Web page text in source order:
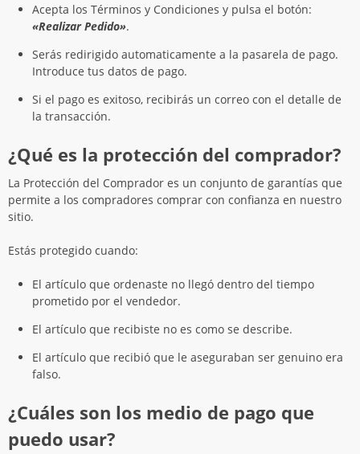
Acepta los Términos y Condiciones y pulsa el botón:
«Realizar Pedido».
Serás redirigido automaticamente a la pasarela de pago.
Introduce tus datos de pago.
Si el pago es exitoso, recibirás un correo con el detalle de
la transacción.
¿Qué es la protección del comprador?
La Protección del Comprador es un conjunto de garantías que
permite a los compradores comprar con confianza en nuestro
sitio.
Estás protegido cuando:
El artículo que ordenaste no llegó dentro del tiempo
prometido por el vendedor.
El artículo que recibiste no es como se describe.
El artículo que recibió que le aseguraban ser genuino era
falso.
¿Cuáles son los medio de pago que
puedo usar?